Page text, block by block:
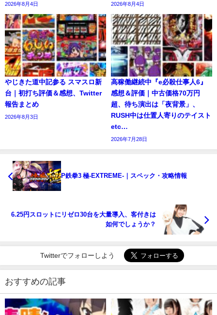
2026年8月4日 2026年8月4日
やじきた道中記参る スマスロ新
台｜初打ち評価＆感想、Twitter
報告まとめ
2026年8月3日
高稼働継続中『e必殺仕事人6』
感想＆評価｜中古価格70万円
超、待ち演出は「夜背景」、
RUSH中は仕置人寄りのテイスト
etc…
2026年7月28日
P鉄拳3 極-EXTREME-｜スペック・攻略情報
6.25円スロットにリゼロ30台を大量導入、客付きは
如何でしょうか？
Twitterでフォローしよう
おすすめの記事